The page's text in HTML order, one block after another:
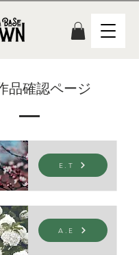
品確認ページ
E.T
A.E